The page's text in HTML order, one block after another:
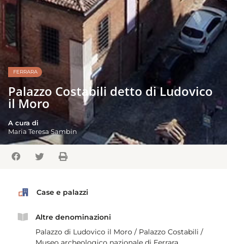
FERRARA
Palazzo Costabili detto di Ludovico
il Moro
A cura di
Maria Teresa Sambin
Case e palazzi
Altre denominazioni
Palazzo di Ludovico il Moro / Palazzo Costabili /